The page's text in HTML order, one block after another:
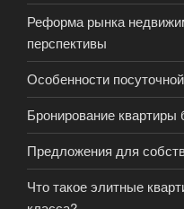
Реформа рынка
перспективы
Особенности
Бронирование квартиры
Предложения для
Что такое элитные